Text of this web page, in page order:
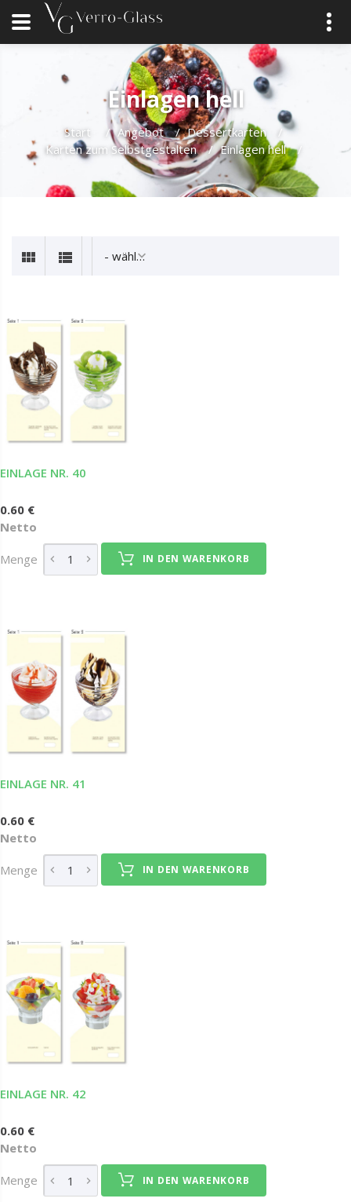
Einlagen hell
Start / Angebot / Dessertkarten
/
Karten zum Selbstgestalten
/ Einlagen hell /
- wählen -
EINLAGE NR. 40
0.60 €
Netto
Menge IN DEN WARENKORB
EINLAGE NR. 41
0.60 €
Netto
Menge IN DEN WARENKORB
EINLAGE NR. 42
0.60 €
Netto
Menge IN DEN WARENKORB